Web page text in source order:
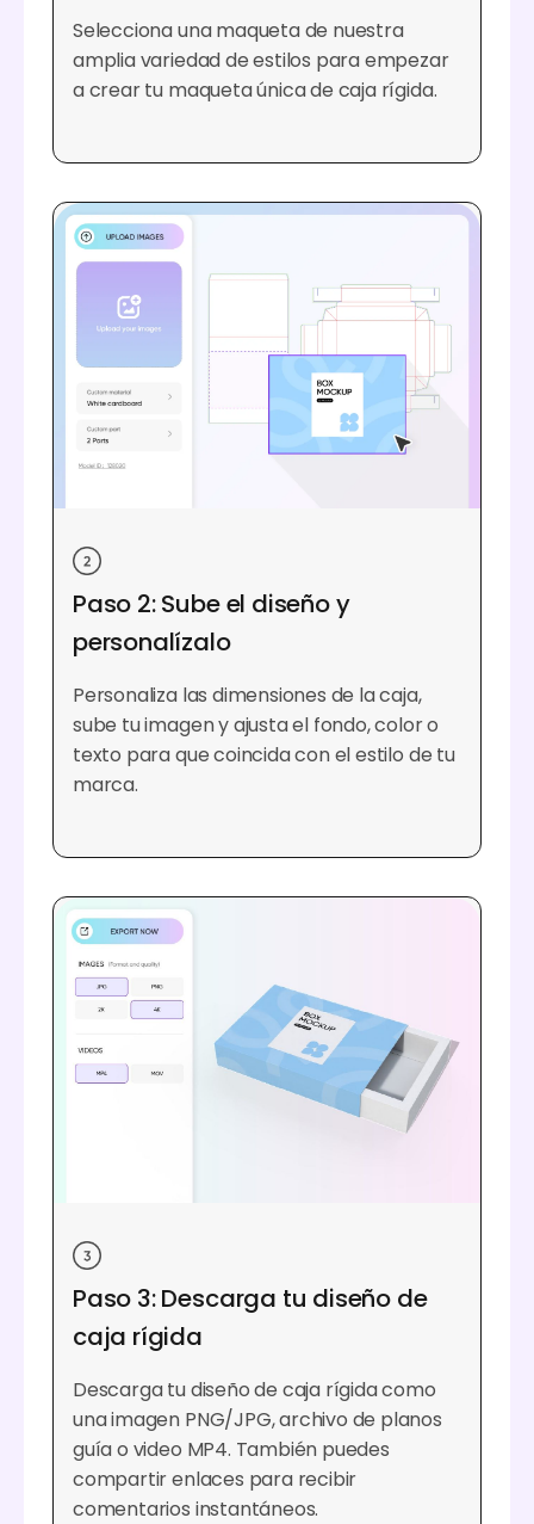
Selecciona una maqueta de nuestra
amplia variedad de estilos para empezar
a crear tu maqueta única de caja rígida.
Paso 2: Sube el diseño y
personalízalo
Personaliza las dimensiones de la caja,
sube tu imagen y ajusta el fondo, color o
texto para que coincida con el estilo de tu
marca.
Paso 3: Descarga tu diseño de
caja rígida
Descarga tu diseño de caja rígida como
una imagen PNG/JPG, archivo de planos
guía o video MP4. También puedes
compartir enlaces para recibir
comentarios instantáneos.